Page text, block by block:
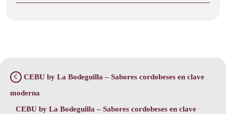
CEBU by La Bodeguilla – Sabores cordobeses en clave
moderna
CEBU by La Bodeguilla – Sabores cordobeses en clave